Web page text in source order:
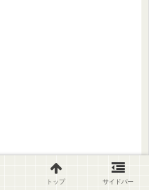
迷惑メールをau
トップ サイドバー